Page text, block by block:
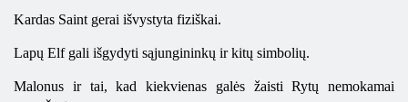
Kardas Saint gerai išvystyta fiziškai.
Lapų Elf gali išgydyti sąjungininkų ir kitų simbolių.
Malonus ir tai, kad kiekvienas galės žaisti Rytų nemokamai